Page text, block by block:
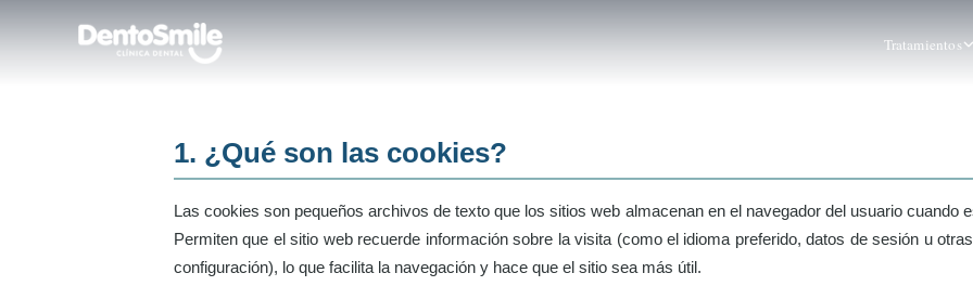
Tratamientos
1. ¿Qué son las cookies?
Las cookies son pequeños archivos de texto que los sitios web almacenan en el navegador del usuario cuando
Permiten que el sitio web recuerde información sobre la visita (como el idioma preferido, datos de sesión u
configuración), lo que facilita la navegación y hace que el sitio sea más útil.